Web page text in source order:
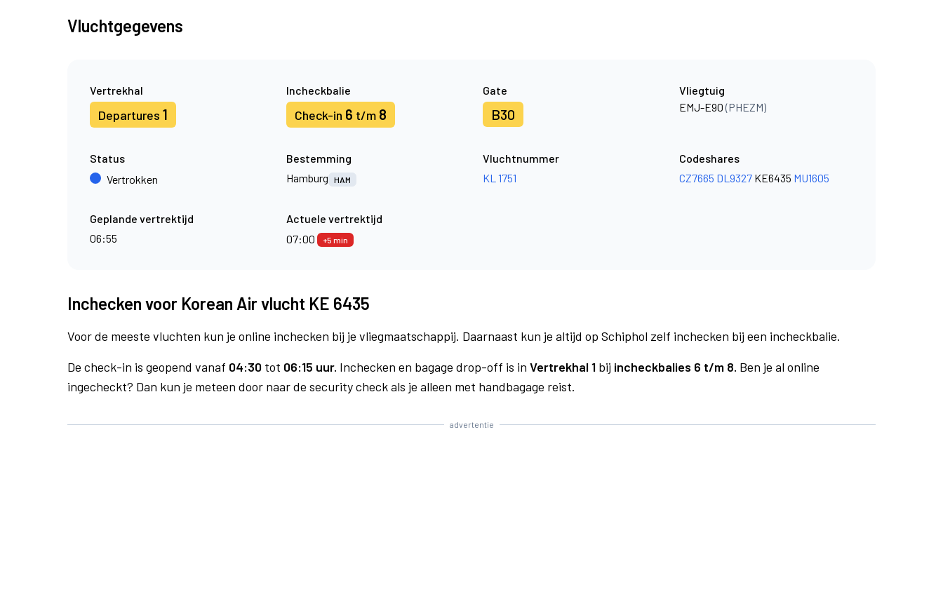
Vluchtgegevens
Vertrekhal
Departures 1
Incheckbalie
Check-in 6 t/m 8
Gate
B30
Vliegtuig
EMJ-E90(PHEZM)
Status
Vertrokken
Bestemming
Hamburg
HAM
Vluchtnummer
KL 1751
Codeshares
CZ7665 DL9327 KE6435 MU1605
Geplande vertrektijd
06:55
Actuele vertrektijd
07:00
+5 min
Inchecken voor Korean Air vlucht KE 6435
Voor de meeste vluchten kun je online inchecken bij je vliegmaatschappij. Daarnaast kun je altijd op Schiphol zelf inchecken bij een incheckbalie.
De check-in is geopend vanaf 04:30 tot 06:15 uur. Inchecken en bagage drop-off is in Vertrekhal 1 bij incheckbalies 6 t/m 8. Ben je al online
ingecheckt? Dan kun je meteen door naar de security check als je alleen met handbagage reist.
advertentie